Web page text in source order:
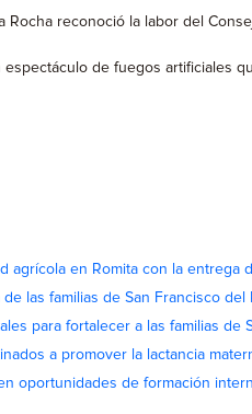
reconoció la labor del
de fuegos artificiales
agrícola en Romita con la entrega
las familias de San Francisco
para fortalecer a las familias de
a promover la lactancia
oportunidades de formación